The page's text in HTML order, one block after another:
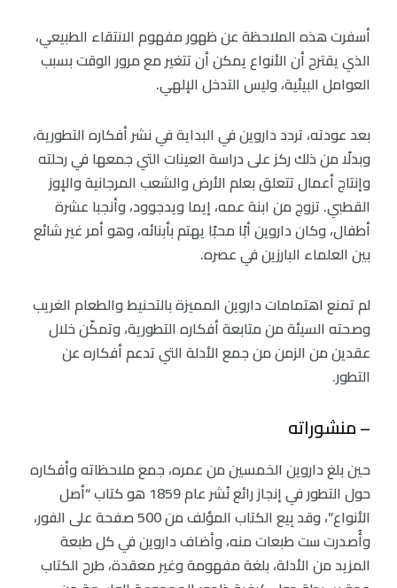
أسفرت هذه الملاحظة عن ظهور مفهوم الانتقاء الطبيعي،
الذي يقترح أن الأنواع يمكن أن تتغير مع مرور الوقت بسبب
العوامل البيئية، وليس التدخل الإلهي.
بعد عودته، تردد داروين في البداية في نشر أفكاره التطورية،
وبدلًا من ذلك ركز على دراسة العينات التي جمعها في رحلته
وإنتاج أعمال تتعلق بعلم الأرض والشعب المرجانية والإوز
القطبي. تزوج من ابنة عمه، إيما ويدجوود، وأنجبا عشرة
أطفال، وكان داروين أبًا محبًا يهتم بأبنائه، وهو أمر غير شائع
بين العلماء البارزين في عصره.
لم تمنع اهتمامات داروين المميزة بالتحنيط والطعام الغريب
وصحته السيئة من متابعة أفكاره التطورية، وتمكّن خلال
عقدين من الزمن من جمع الأدلة التي تدعم أفكاره عن
التطور.
– منشوراته
حين بلغ داروين الخمسين من عمره، جمع ملاحظاته وأفكاره
حول التطور في إنجاز رائع نُشر عام 1859 هو كتاب “أصل
الأنواع”، وقد بِيع الكتاب المؤلف من 500 صفحة على الفور،
وأُصدرت ست طبعات منه، وأضاف داروين في كل طبعة
المزيد من الأدلة، بلغة مفهومة وغير معقدة، طرح الكتاب